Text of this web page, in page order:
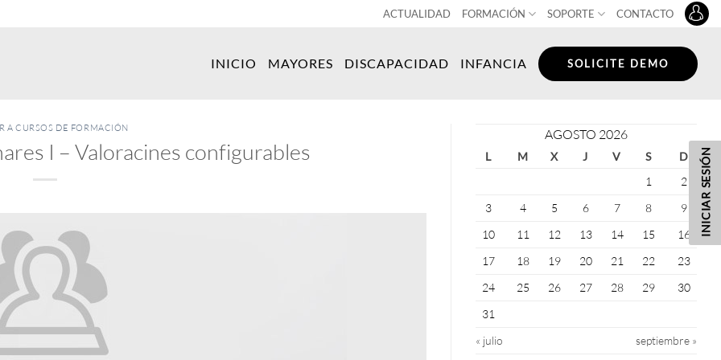
ACTUALIDAD FORMACIÓN SOPORTE CONTACTO
INICIO MAYORES DISCAPACIDAD INFANCIA SOLICITE DEMO
A CURSOS DE FORMACIÓN
I – Valoracines configurables
AGOSTO 2026
L M X J V S
D
1
2
3
4 5 6 7 8
9
10
11 12 13 14 15
16
17
18 19 20 21 22
23
24
25 26 27 28 29
30
31
« julio
septiembre »
INICIAR SESIÓN